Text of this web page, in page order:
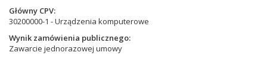
Główny CPV
30200000-1 - Urządzenia komputerowe
Wynik zamówienia publicznego
Zawarcie jednorazowej umowy